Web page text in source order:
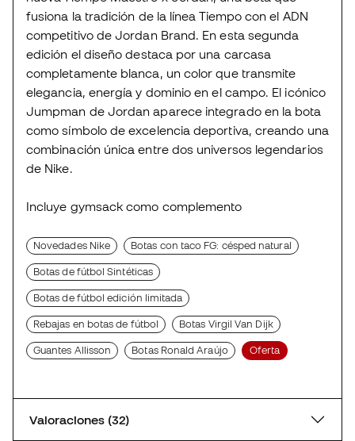
fusiona la tradición de la línea Tiempo con el ADN
competitivo de Jordan Brand. En esta segunda
edición el diseño destaca por una carcasa
completamente blanca, un color que transmite
elegancia, energía y dominio en el campo. El icónico
Jumpman de Jordan aparece integrado en la bota
como símbolo de excelencia deportiva, creando una
combinación única entre dos universos legendarios
de Nike.
Incluye gymsack como complemento
Novedades Nike Botas con taco FG: césped natural
Botas de fútbol Sintéticas
Botas de fútbol edición limitada
Rebajas en botas de fútbol Botas Virgil Van Dijk
Guantes Allisson Botas Ronald Araújo Oferta
Valoraciones (32)